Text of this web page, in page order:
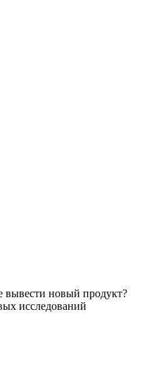
вывести новый продукт?
исследований